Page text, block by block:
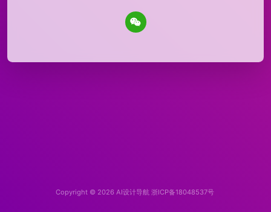
Copyright © 2026 AI设计导航 浙ICP备18048537号